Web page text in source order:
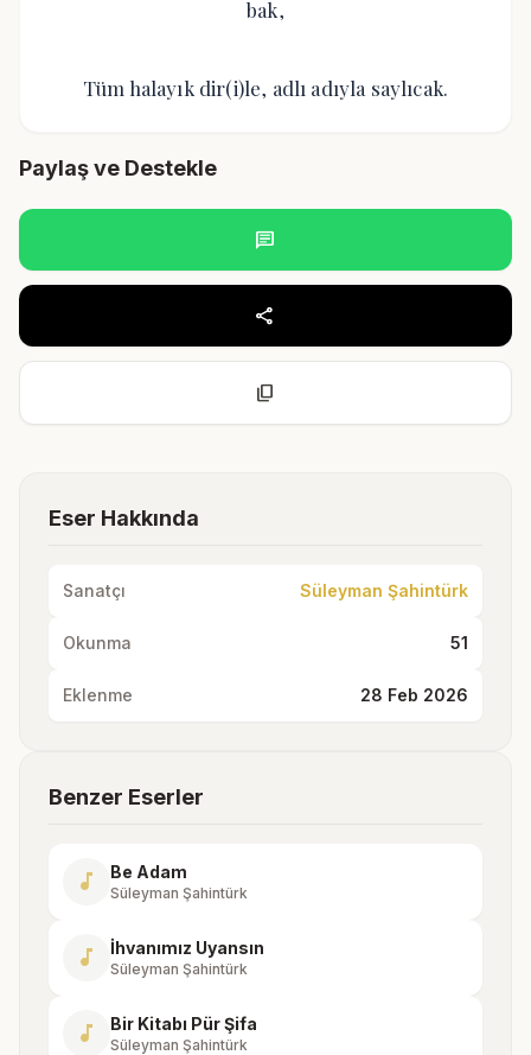
bak,
Tüm halayık dir(i)le, adlı adıyla saylıcak.
Paylaş ve Destekle
chat
share
content_copy
Eser Hakkında
Sanatçı Süleyman Şahintürk
Okunma 51
Eklenme 28 Feb 2026
Benzer Eserler
music_note Be Adam
Süleyman Şahintürk
music_note İhvanımız Uyansın
Süleyman Şahintürk
music_note Bir Kitabı Pür Şifa
Süleyman Şahintürk